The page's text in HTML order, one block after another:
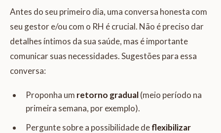
Antes do seu primeiro dia, uma conversa honesta com
seu gestor e/ou com o RH é crucial. Não é preciso dar
detalhes íntimos da sua saúde, mas é importante
comunicar suas necessidades. Sugestões para essa
conversa:
Proponha um retorno gradual(meio período na
primeira semana, por exemplo).
Pergunte sobre a possibilidade deflexibilizar